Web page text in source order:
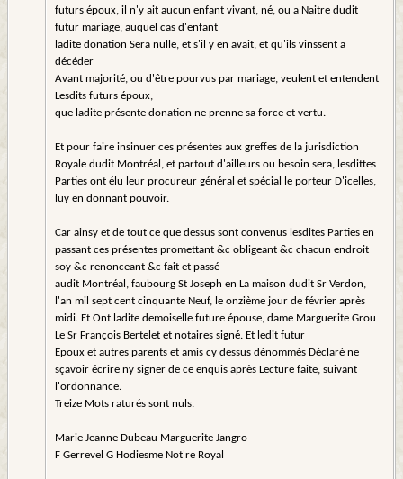
futurs époux, il n'y ait aucun enfant vivant, né, ou a Naitre dudit
futur mariage, auquel cas d'enfant
ladite donation Sera nulle, et s'il y en avait, et qu'ils vinssent a
décéder
Avant majorité, ou d'être pourvus par mariage, veulent et entendent
Lesdits futurs époux,
que ladite présente donation ne prenne sa force et vertu.
Et pour faire insinuer ces présentes aux greffes de la jurisdiction
Royale dudit Montréal, et partout d'ailleurs ou besoin sera, lesdittes
Parties ont élu leur procureur général et spécial le porteur D'icelles,
luy en donnant pouvoir.
Car ainsy et de tout ce que dessus sont convenus lesdites Parties en
passant ces présentes promettant &c obligeant &c chacun endroit
soy &c renonceant &c fait et passé
audit Montréal, faubourg St Joseph en La maison dudit Sr Verdon,
l'an mil sept cent cinquante Neuf, le onzième jour de février après
midi. Et Ont ladite demoiselle future épouse, dame Marguerite Grou
Le Sr François Bertelet et notaires signé. Et ledit futur
Epoux et autres parents et amis cy dessus dénommés Déclaré ne
sçavoir écrire ny signer de ce enquis après Lecture faite, suivant
l'ordonnance.
Treize Mots raturés sont nuls.
Marie Jeanne Dubeau Marguerite Jangro
F Gerrevel G Hodiesme Not're Royal